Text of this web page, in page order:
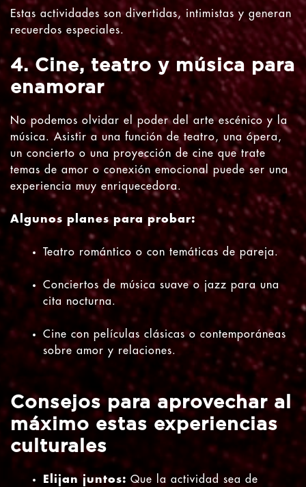
Estas actividades son divertidas, intimistas y generan
recuerdos especiales.
4. Cine, teatro y música para
enamorar
No podemos olvidar el poder del arte escénico y la
música. Asistir a una función de teatro, una ópera,
un concierto o una proyección de cine que trate
temas de amor o conexión emocional puede ser una
experiencia muy enriquecedora.
Algunos planes para probar:
Teatro romántico o con temáticas de pareja.
Conciertos de música suave o jazz para una
cita nocturna.
Cine con películas clásicas o contemporáneas
sobre amor y relaciones.
Consejos para aprovechar al
máximo estas experiencias
culturales
Elijan juntos: Que la actividad sea de